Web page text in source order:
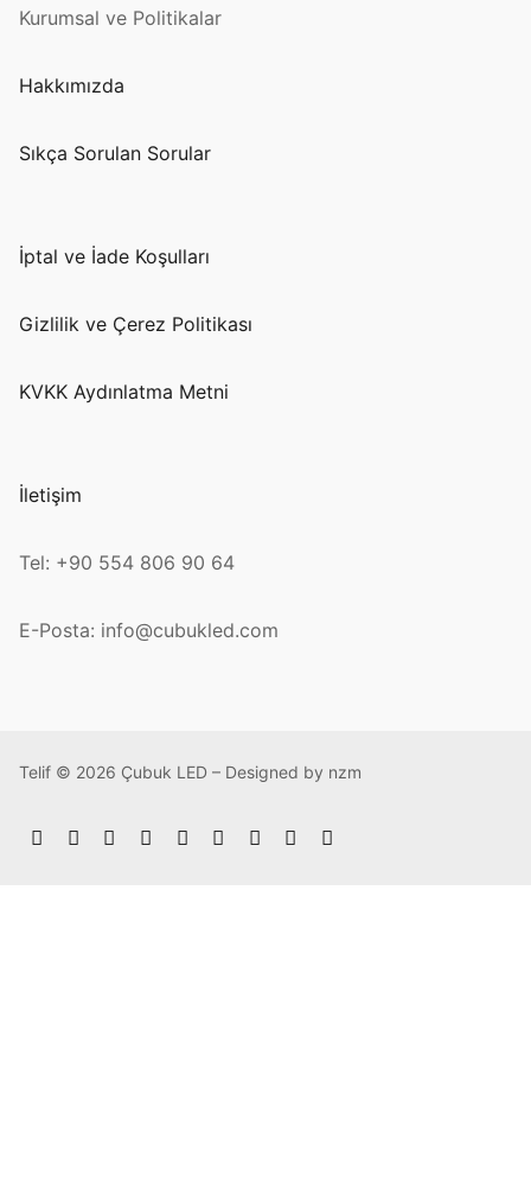
Kurumsal ve Politikalar
Hakkımızda
Sıkça Sorulan Sorular
İptal ve İade Koşulları
Gizlilik ve Çerez Politikası
KVKK Aydınlatma Metni
İletişim
Tel: +90 554 806 90 64
E-Posta: info@cubukled.com
Telif © 2026 Çubuk LED – Designed by nzm